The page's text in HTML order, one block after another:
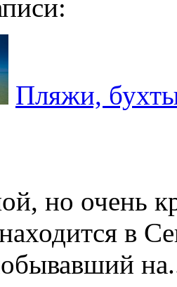
Пляжи, бухты
но очень
в